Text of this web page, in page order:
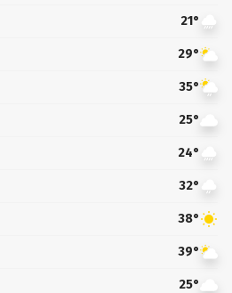
21°
29°
35°
25°
24°
32°
38°
39°
25°